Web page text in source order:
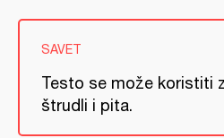
SAVET
Testo se može koristiti
štrudli i pita.